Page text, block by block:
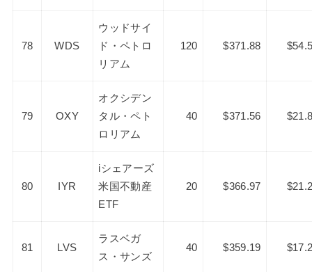
78 WDS
ウッドサイ
ド・ペトロ
リアム
120 $371.88
79 OXY
オクシデン
タル・ペト
ロリアム
40 $371.56
80 IYR
iシェアーズ
米国不動産
ETF
20 $366.97
81 LVS
ラスベガ
ス・サンズ
40 $359.19